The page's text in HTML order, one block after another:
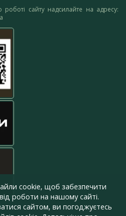
роботі сайту надсилайте на адресу:
cookie, щоб забезпечити
роботи на нашому сайті.
сайтом, ви погоджуєтесь